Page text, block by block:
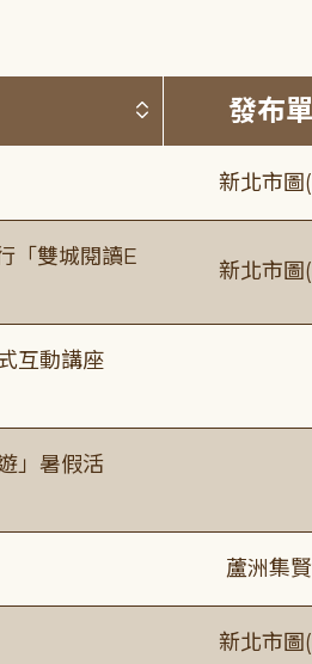
按標題排序 (
發布
新北市圖
「雙城閱讀E
新北市圖
互動講座
」暑假活
蘆洲集
新北市圖